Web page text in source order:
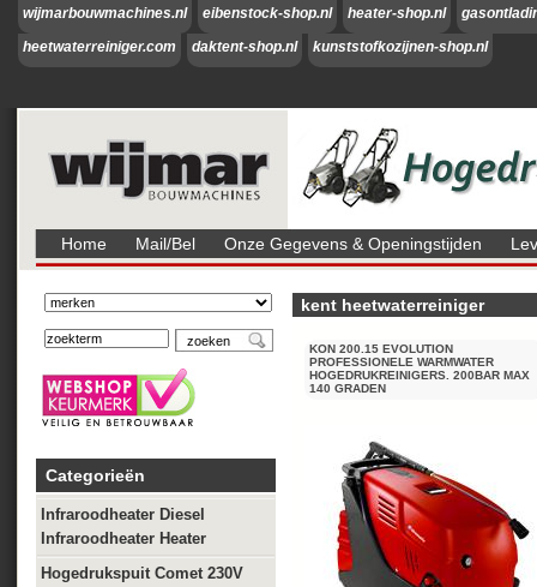
wijmarbouwmachines.nl eibenstock-shop.nl heater-shop.nl
heetwaterreiniger.com
daktent-shop.nl kunststofkozijnen-shop.nl
Home Mail/bel Onze Gegevens & Openingstijden
Categorieën
Infraroodheater Diesel
Infraroodheater Heater
Hogedrukspuit Comet 230V
kent heetwaterreiniger
KON 200.15 EVOLUTION
PROFESSIONELE WARMWATER
HOGEDRUKREINIGERS. 200BAR MAX
140 GRADEN